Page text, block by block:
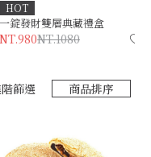
財雙層典藏禮盒
NT.1080
篩選 商品排序